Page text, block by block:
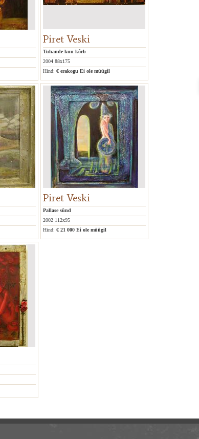
Piret Veski
Tuhande kuu kõrb
2004 88x175
Hind: € erakogu Ei ole müügil
Piret Veski
Pallase sünd
2002 112x95
Hind: € 21 000 Ei ole müügil